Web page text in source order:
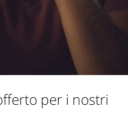
per i nostri